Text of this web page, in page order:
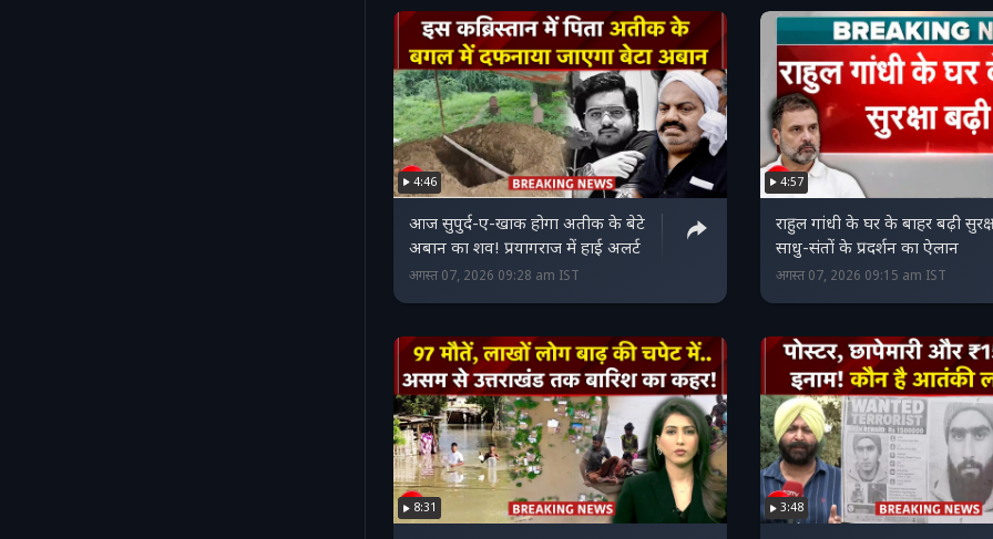
4:46
आज सुपुर्द-ए-खाक होगा अतीक के बेटे
अबान का शव! प्रयागराज में हाई अलर्ट
अगस्त 07, 2026 09:28 am IST
4:57
राहुल गांधी के घर के बाहर बढ़ी
साधु-संतों के प्रदर्शन का ऐलान
अगस्त 07, 2026 09:15 am IST
8:31 3:48